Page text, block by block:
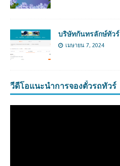
บริษัทกันทรลักษ์ทัวร์
เมษายน 7, 2024
วีดีโอแนะนำการจองตั๋วรถทัวร์